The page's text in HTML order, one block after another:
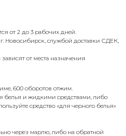
от 2 до 3 рабочих дней.
Новосибирск, службой доставки СДЕК,
от места назначения
600 оборотов отжим.
белья и жидкими средствами, либо
средство «для черного белья»
через марлю, либо на обратной